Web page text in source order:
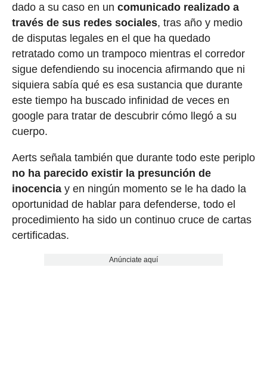
dado a su caso en un comunicado realizado a
través de sus redes sociales, tras año y medio
de disputas legales en el que ha quedado
retratado como un trampoco mientras el corredor
sigue defendiendo su inocencia afirmando que ni
siquiera sabía qué es esa sustancia que durante
este tiempo ha buscado infinidad de veces en
google para tratar de descubrir cómo llegó a su
cuerpo.
Aerts señala también que durante todo este periplo
no ha parecido existir la presunción de
inocenciay en ningún momento se le ha dado la
oportunidad de hablar para defenderse, todo el
procedimiento ha sido un continuo cruce de cartas
certificadas.
Anúnciate aquí